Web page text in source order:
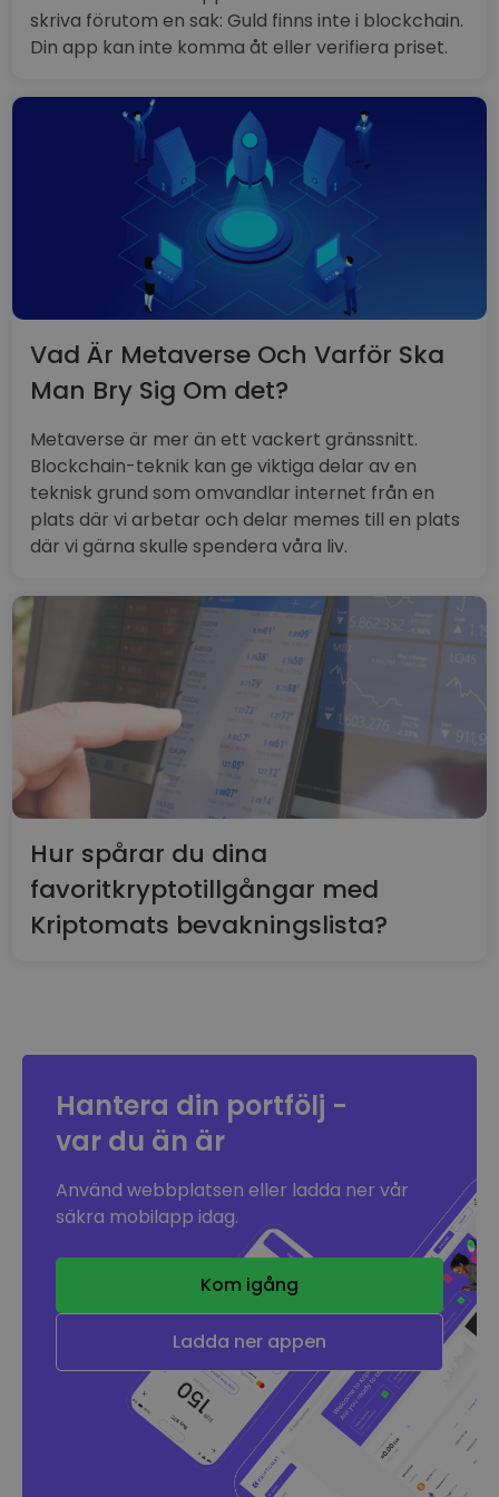
skriva förutom en sak: Guld finns inte i blockchain.
Din app kan inte komma åt eller verifiera priset.
Vad Är Metaverse Och Varför Ska
Man Bry Sig Om det?
Metaverse är mer än ett vackert gränssnitt.
Blockchain-teknik kan ge viktiga delar av en
teknisk grund som omvandlar internet från en
plats där vi arbetar och delar memes till en plats
där vi gärna skulle spendera våra liv.
Hur spårar du dina
favoritkryptotillgångar med
Kriptomats bevakningslista?
Hantera din portfölj -
var du än är
Använd webbplatsen eller ladda ner vår
säkra mobilapp idag.
Kom igång
Ladda ner appen